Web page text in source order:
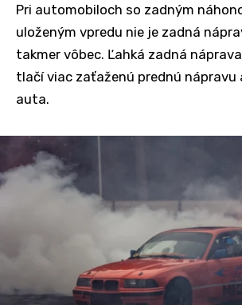
Pri automobiloch so zadným
uloženým vpredu nie je zadná
takmer vôbec. Ľahká zadná
tlačí viac zaťaženú prednú nápravu
auta.